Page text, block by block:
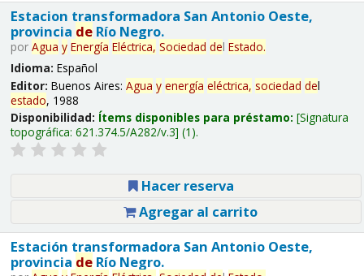
Estacion transformadora San Antonio Oeste,
provincia deRío Negro.
por Agua y Energía Eléctrica, Sociedad del Estado.
Idioma: Español
Editor: Buenos Aires: Agua y energía eléctrica, sociedad del
estado, 1988
Disponibilidad: Ítems disponibles para préstamo: Signatura
topográfica: 621.374.5/A282/v.3 (1).
Hacer reserva
Agregar al carrito
Estación transformadora San Antonio Oeste,
provincia deRío Negro.